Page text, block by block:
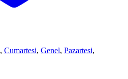
, Cumartesi, Genel, Pazartesi,